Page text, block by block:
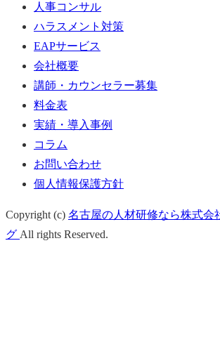
人事コンサル
ハラスメント対策
EAPサービス
会社概要
講師・カウンセラー募集
料金表
実績・導入事例
コラム
お問い合わせ
個人情報保護方針
Copyright (c) 名古屋の人材研修なら株式会
グ All rights Reserved.